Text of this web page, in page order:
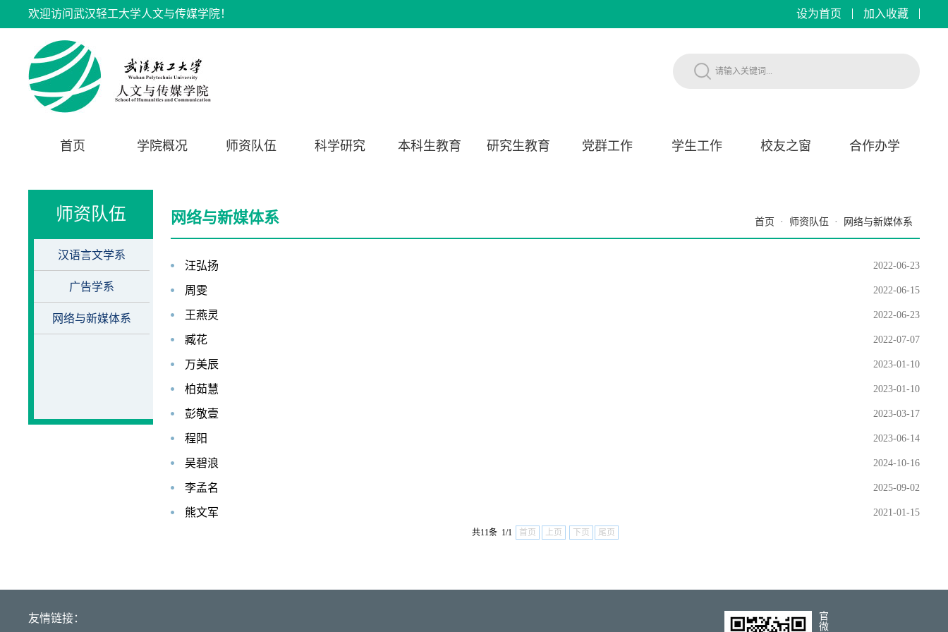
欢迎访问武汉轻工大学人文与传媒学院！ 设为首页 加入收藏
首页 学院概况 师资队伍 科学研究 本科生教育 研究生教育 党群工作 学生工作 校友之窗 合作办学
师资队伍
汉语言文学系
广告学系
网络与新媒体系
网络与新媒体系 首页 · 师资队伍 · 网络与新媒体系
汪弘扬 2022-06-23
周雯 2022-06-15
王燕灵 2022-06-23
臧花 2022-07-07
万美辰 2023-01-10
柏茹慧 2023-01-10
彭敬壹 2023-03-17
程阳 2023-06-14
吴碧浪 2024-10-16
李孟名 2025-09-02
熊文军 2021-01-15
共11条 1/1 首页 上页 下页 尾页
友情链接：
官
微